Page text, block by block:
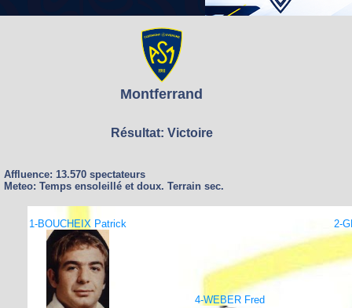
Montferrand
Résultat: Victoire
Affluence: 13.570 spectateurs
Meteo: Temps ensoleillé et doux. Terrain sec.
1-BOUCHEIX Patrick 2-
4-WEBER Fred